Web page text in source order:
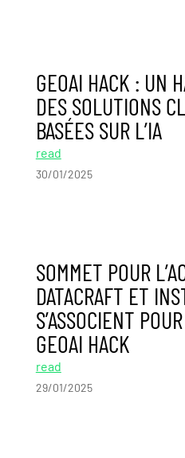
GEOAI HACK : UN
DES SOLUTIONS
BASÉES SUR L’IA
read
30/01/2025
SOMMET POUR
DATACRAFT ET
S’ASSOCIENT
GEOAI HACK
read
29/01/2025